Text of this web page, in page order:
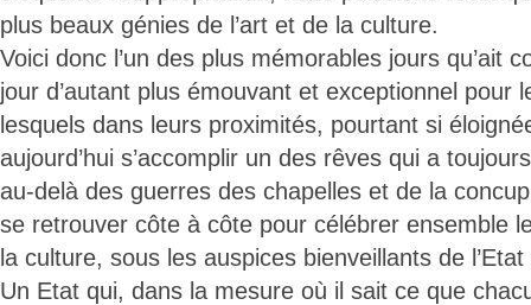
plus beaux génies de l’art et de la culture.
Voici donc l’un des plus mémorables jours qu’ait
jour d’autant plus émouvant et exceptionnel pour
lesquels dans leurs proximités, pourtant si
aujourd’hui s’accomplir un des rêves qui a
au-delà des guerres des chapelles et de la
se retrouver côte à côte pour célébrer ensemble
la culture, sous les auspices bienveillants de
Un Etat qui, dans la mesure où il sait ce que